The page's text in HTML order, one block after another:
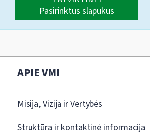
Pasirinktus slapukus
APIE VMI
Misija, Vizija ir Vertybės
Struktūra ir kontaktinė informacija